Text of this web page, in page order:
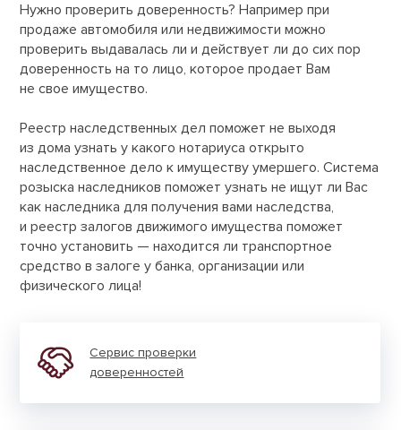
Нужно проверить доверенность? Например при
продаже автомобиля или недвижимости можно
проверить выдавалась ли и действует ли до сих пор
доверенность на то лицо, которое продает Вам
не свое имущество.
Реестр наследственных дел поможет не выходя
из дома узнать у какого нотариуса открыто
наследственное дело к имуществу умершего. Система
розыска наследников поможет узнать не ищут ли Вас
как наследника для получения вами наследства,
и реестр залогов движимого имущества поможет
точно установить — находится ли транспортное
средство в залоге у банка, организации или
физического лица!
Сервис проверки
доверен­ностей